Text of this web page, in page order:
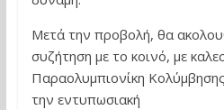
Μετά την προβολή, θα
συζήτηση με το κοινό, με
Παραολυμπιονίκη
την εντυπωσιακή